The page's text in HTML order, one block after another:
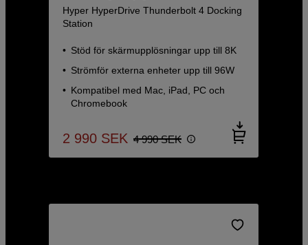
Hyper HyperDrive Thunderbolt 4 Docking
Station
Stöd för skärmupplösningar upp till 8K
Strömför externa enheter upp till 96W
Kompatibel med Mac, iPad, PC och
Chromebook
2 990 SEK 4 990 SEK